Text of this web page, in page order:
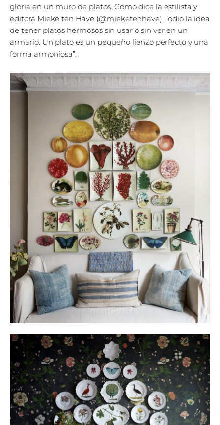
gloria en un muro de platos. Como dice la estilista y
editora Mieke ten Have (@mieketenhave), “odio la idea
de tener platos hermosos sin usar o sin ver en un
armario. Un plato es un pequeño lienzo perfecto y una
forma armoniosa”.